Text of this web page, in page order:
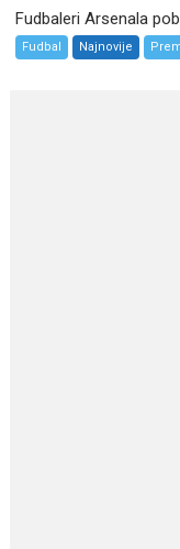
Fudbaleri Arsenala
Fudbal Najnovije